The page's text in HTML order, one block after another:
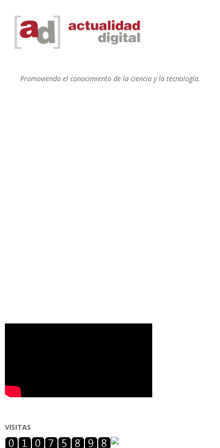
Promoviendo el conocimiento de la ciencia y la tecnología.
VISITAS